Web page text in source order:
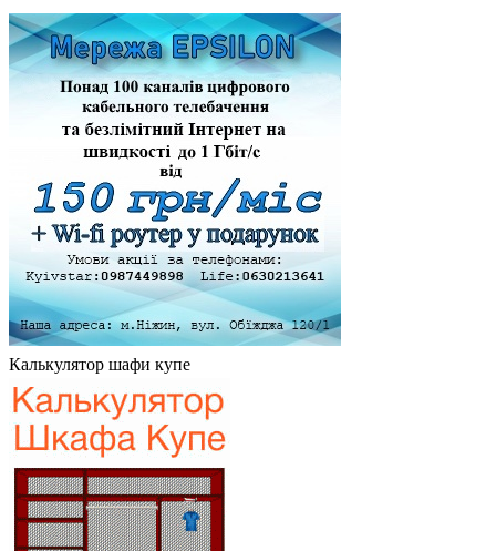
Калькулятор шафи купе